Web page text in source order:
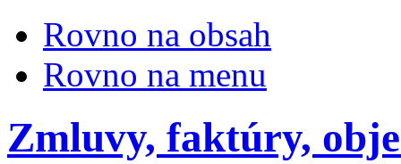
Rovno na obsah
Rovno na menu
Zmluvy, faktúry,